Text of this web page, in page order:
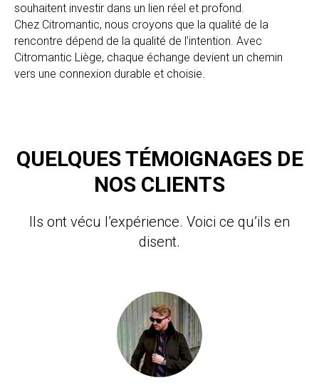
souhaitent investir dans un lien réel et profond.
Chez Citromantic, nous croyons que la qualité de la
rencontre dépend de la qualité de l’intention. Avec
Citromantic Liège, chaque échange devient un chemin
vers une connexion durable et choisie.
QUELQUES TÉMOIGNAGES DE
NOS CLIENTS
Ils ont vécu l’expérience. Voici ce qu’ils en
disent.